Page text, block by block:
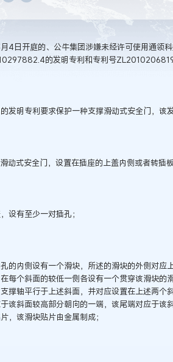
4日开庭的、公牛集团涉嫌未经许可使用通领
的发明专利和专利号
发明专利要求保护一种支撑滑动式安全门，该
动式安全门，设置在插座的上盖内侧或者转插
设有至少一对插孔；
的内侧设有一个滑块，所述的滑块的外侧对
每个斜面的较低一侧各设有一个贯穿该滑块的
撑轴平行于上述斜面，并对应设置在上述两个
该斜面较高部分朝向的一端，该尾端对应于该
，该滑块贴片由金属制成；